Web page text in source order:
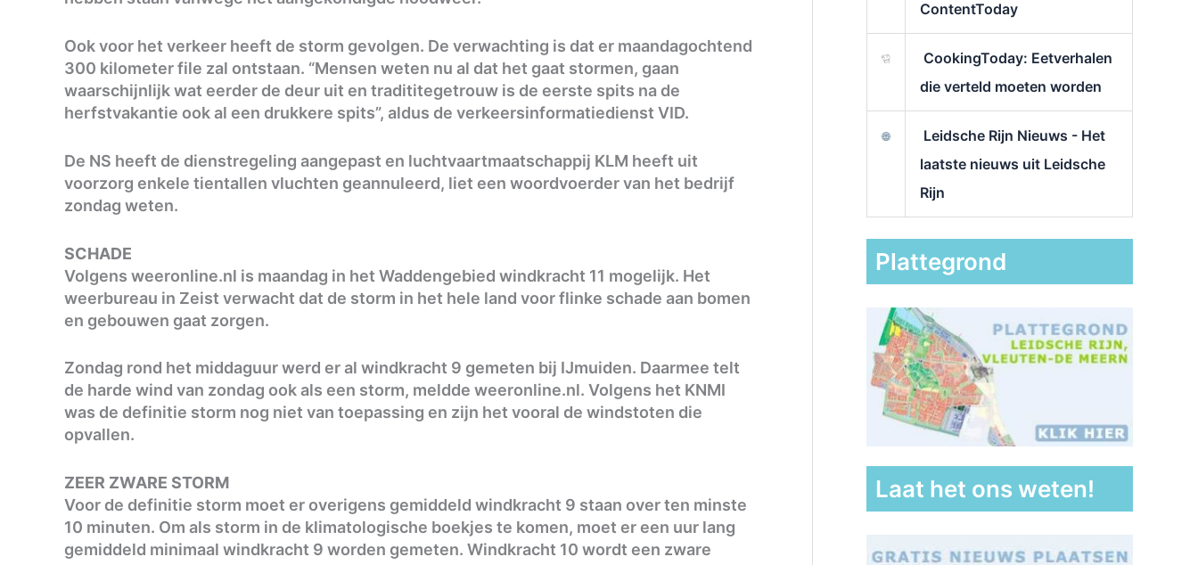
Ook voor het verkeer heeft de storm gevolgen. De verwachting is dat er maandagochtend
300 kilometer file zal ontstaan. “Mensen weten nu al dat het gaat stormen, gaan
waarschijnlijk wat eerder de deur uit en tradititegetrouw is de eerste spits na de
herfstvakantie ook al een drukkere spits”, aldus de verkeersinformatiedienst VID.
De NS heeft de dienstregeling aangepast en luchtvaartmaatschappij KLM heeft uit
voorzorg enkele tientallen vluchten geannuleerd, liet een woordvoerder van het bedrijf
zondag weten.
SCHADE
Volgens weeronline.nl is maandag in het Waddengebied windkracht 11 mogelijk. Het
weerbureau in Zeist verwacht dat de storm in het hele land voor flinke schade aan bomen
en gebouwen gaat zorgen.
Zondag rond het middaguur werd er al windkracht 9 gemeten bij IJmuiden. Daarmee telt
de harde wind van zondag ook als een storm, meldde weeronline.nl. Volgens het KNMI
was de definitie storm nog niet van toepassing en zijn het vooral de windstoten die
opvallen.
ZEER ZWARE STORM
Voor de definitie storm moet er overigens gemiddeld windkracht 9 staan over ten minste
10 minuten. Om als storm in de klimatologische boekjes te komen, moet er een uur lang
gemiddeld minimaal windkracht 9 worden gemeten. Windkracht 10 wordt een zware
ContentToday
CookingToday: Eetverhalen
die verteld moeten worden
Leidsche Rijn Nieuws - Het
laatste nieuws uit Leidsche
Rijn
Plattegrond
Laat het ons weten!